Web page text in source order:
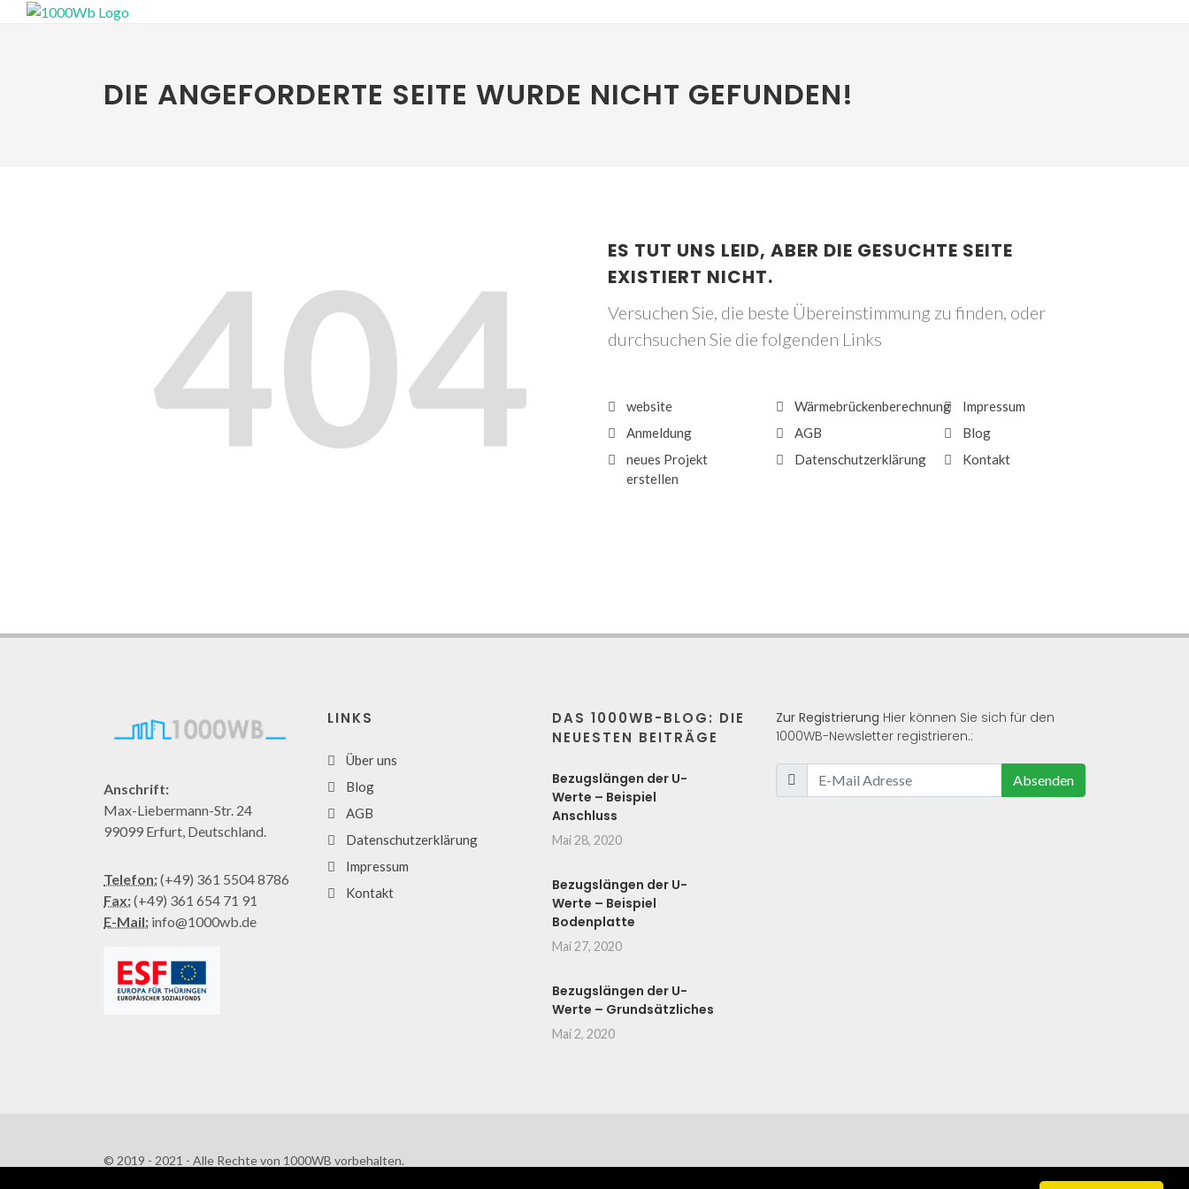
DIE ANGEFORDERTE SEITE WURDE NICHT GEFUNDEN!
404
ES TUT UNS LEID, ABER DIE GESUCHTE SEITE
EXISTIERT NICHT.
Versuchen Sie, die beste Übereinstimmung zu finden, oder
durchsuchen Sie die folgenden Links
website
Anmeldung
neues Projekt
erstellen
Wärmebrückenberechnung
AGB
Datenschutzerklärung
Impressum
Blog
Kontakt
Anschrift:
Max-Liebermann-Str. 24
99099 Erfurt, Deutschland.
Telefon:(+49) 361 5504 8786
Fax:(+49) 361 654 71 91
E-Mail: info@1000wb.de
LINKS
Über uns
Blog
AGB
Datenschutzerklärung
Impressum
Kontakt
DAS 1000WB-BLOG: DIE
NEUESTEN BEITRÄGE
Bezugslängen der U-
Werte – Beispiel
Anschluss
Mai 28, 2020
Bezugslängen der U-
Werte – Beispiel
Bodenplatte
Mai 27, 2020
Bezugslängen der U-
Werte – Grundsätzliches
Mai 2, 2020
Zur Registrierung Hier können Sie sich für den
1000WB-Newsletter registrieren.:
Absenden
© 2019 - 2021 - Alle Rechte von 1000WB vorbehalten.